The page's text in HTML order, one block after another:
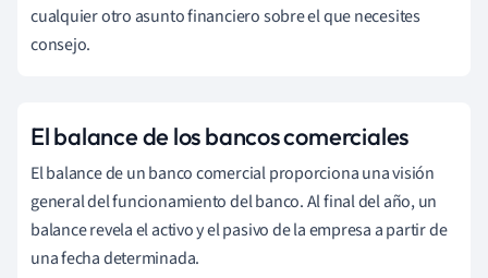
cualquier otro asunto financiero sobre el que necesites
consejo.
El balance de los bancos comerciales
El balance de un banco comercial proporciona una visión
general del funcionamiento del banco. Al final del año, un
balance revela el activo y el pasivo de la empresa a partir de
una fecha determinada.